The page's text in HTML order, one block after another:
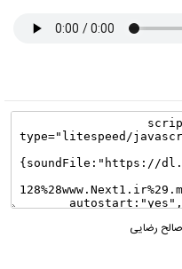
صالح رضایی